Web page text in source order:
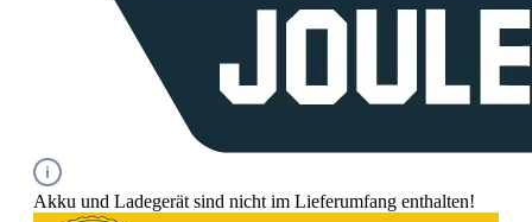
Akku und Ladegerät sind nicht im Lieferumfang enthalten!